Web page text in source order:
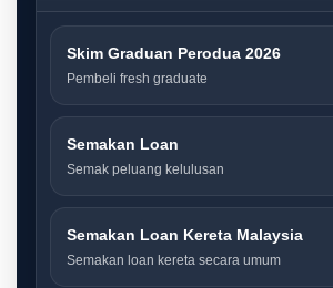
Skim Graduan Perodua 2026
Pembeli fresh graduate
Semakan Loan
Semak peluang kelulusan
Semakan Loan Kereta Malaysia
Semakan loan kereta secara umum